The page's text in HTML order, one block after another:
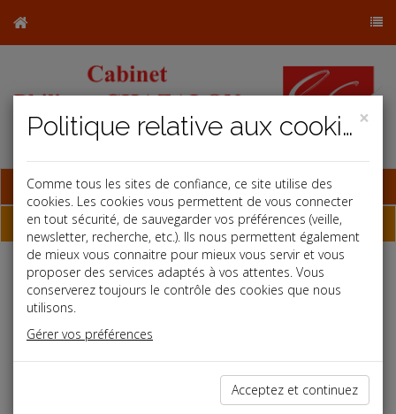
Base documentaire
Dépêches
Liste des dernières dépêches
Social
CDD : PROTECTION DU CONSEILLER DU SALARIÉ
En vertu du principe d'une recodification à droit constant du
×
Politique relative aux cookies
Comme tous les sites de confiance, ce site utilise des
cookies. Les cookies vous permettent de vous connecter
en tout sécurité, de sauvegarder vos préférences (veille,
newsletter, recherche, etc.). Ils nous permettent également
de mieux vous connaitre pour mieux vous servir et vous
proposer des services adaptés à vos attentes. Vous
conserverez toujours le contrôle des cookies que nous
utilisons.
Gérer vos préférences
Acceptez et continuez